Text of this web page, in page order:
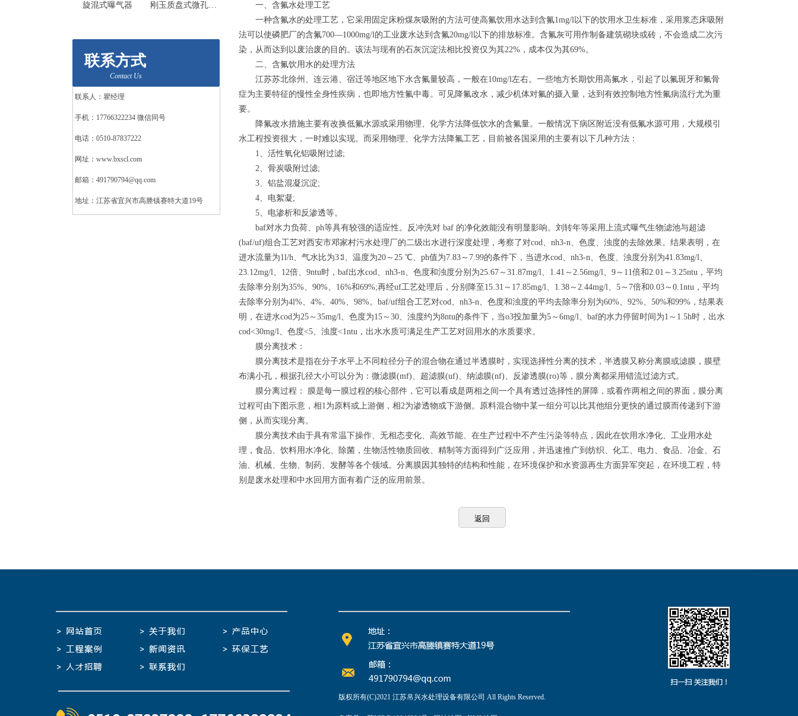
旋混式曝气器 刚玉质盘式微孔曝气器
联系方式
Contact Us
联系人：瞿经理
手机：17766322234 微信同号
电话：0510-87837222
网址：www.bxscl.com
邮箱：491790794@qq.com
地址：江苏省宜兴市高塍镇赛特大道19号
一、含氟水处理工艺
一种含氟水的处理工艺，它采用固定床粉煤灰吸附的方法可使高氟饮用水达到含氟1mg/l以下的饮用水卫生标准，采用浆态床吸附
法可以使磷肥厂的含氟700—1000mg/l的工业废水达到含氟20mg/l以下的排放标准。含氟灰可用作制备建筑砌块或砖，不会造成二次污
染，从而达到以废治废的目的。该法与现有的石灰沉淀法相比投资仅为其22%，成本仅为其69%。
二、含氟饮用水的处理方法
江苏苏北徐州、连云港、宿迁等地区地下水含氟量较高，一般在10mg/l左右。一些地方长期饮用高氟水，引起了以氟斑牙和氟骨
症为主要特征的慢性全身性疾病，也即地方性氟中毒。可见降氟改水，减少机体对氟的摄入量，达到有效控制地方性氟病流行尤为重
要。
降氟改水措施主要有改换低氟水源或采用物理、化学方法降低饮水的含氟量。一般情况下病区附近没有低氟水源可用，大规模引
水工程投资很大，一时难以实现。而采用物理、化学方法降氟工艺，目前被各国采用的主要有以下几种方法：
1、活性氧化铝吸附过滤;
2、骨炭吸附过滤;
3、铝盐混凝沉淀;
4、电絮凝;
5、电渗析和反渗透等。
baf对水力负荷、ph等具有较强的适应性。反冲洗对 baf 的净化效能没有明显影响。刘转年等采用上流式曝气生物滤池与超滤
(baf/uf)组合工艺对西安市邓家村污水处理厂的二级出水进行深度处理，考察了对cod、nh3-n、色度、浊度的去除效果。结果表明，在
进水流量为1l/h、气水比为3∶l、温度为20～25 ℃、ph值为7.83～7.99的条件下，当进水cod、nh3-n、色度、浊度分别为41.83mg/l、
23.12mg/l、12倍、9ntu时，baf出水cod、nh3-n、色度和浊度分别为25.67～31.87mg/l、1.41～2.56mg/l、9～11倍和2.01～3.25ntu，平均
去除率分别为35%、90%、16%和69%;再经uf工艺处理后，分别降至15.31～17.85mg/l、1.38～2.44mg/l、5～7倍和0.03～0.1ntu，平均
去除率分别为4l%、4%、40%、98%。baf/uf组合工艺对cod、nh3-n、色度和浊度的平均去除率分别为60%、92%、50%和99%，结果表
明，在进水cod为25～35mg/l、色度为15～30、浊度约为8ntu的条件下，当o3投加量为5～6mg/l、baf的水力停留时间为1～1.5h时，出水
cod<30mg/l、色度<5、浊度<1ntu，出水水质可满足生产工艺对回用水的水质要求。
膜分离技术：
膜分离技术是指在分子水平上不同粒径分子的混合物在通过半透膜时，实现选择性分离的技术，半透膜又称分离膜或滤膜，膜壁
布满小孔，根据孔径大小可以分为：微滤膜(mf)、超滤膜(uf)、纳滤膜(nf)、反渗透膜(ro)等，膜分离都采用错流过滤方式。
膜分离过程： 膜是每一膜过程的核心部件，它可以看成是两相之间一个具有透过选择性的屏障，或看作两相之间的界面，膜分离
过程可由下图示意，相1为原料或上游侧，相2为渗透物或下游侧。原料混合物中某一组分可以比其他组分更快的通过膜而传递到下游
侧，从而实现分离。
膜分离技术由于具有常温下操作、无相态变化、高效节能、在生产过程中不产生污染等特点，因此在饮用水净化、工业用水处
理，食品、饮料用水净化、除菌，生物活性物质回收、精制等方面得到广泛应用，并迅速推广到纺织、化工、电力、食品、冶金、石
油、机械、生物、制药、发酵等各个领域。分离膜因其独特的结构和性能，在环境保护和水资源再生方面异军突起，在环境工程，特
别是废水处理和中水回用方面有着广泛的应用前景。
版权所有(C)2021 江苏帛兴水处理设备有限公司 All Rights Reserved.